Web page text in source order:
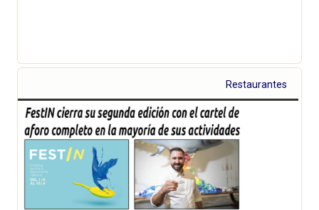
Restaurantes